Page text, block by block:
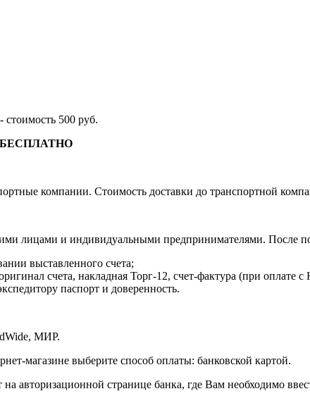
стоимость 500 руб.
БЕСПЛАТНО
компании. Стоимость доставки до транспортной
лицами и индивидуальными предпринимателями. После
выставленного счета;
счета, накладная Торг-12, счет-фактура (при оплате
паспорт и доверенность.
МИР.
магазине выберите способ оплаты: банковской картой.
на авторизационной странице банка, где Вам необходимо